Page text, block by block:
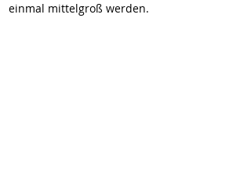
einmal mittelgroß werden.